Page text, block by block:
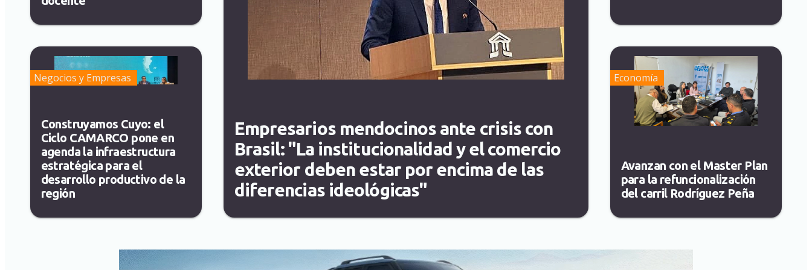
Empresarios mendocinos ante crisis con
Brasil: "La institucionalidad y el comercio
exterior deben estar por encima de las
diferencias ideológicas"
Negocios y Empresas
Construyamos Cuyo: el
Ciclo CAMARCO pone en
agenda la infraestructura
estratégica para el
desarrollo productivo de la
región
Economía
Avanzan con el Master Plan
para la refuncionalización
del carril Rodríguez Peña